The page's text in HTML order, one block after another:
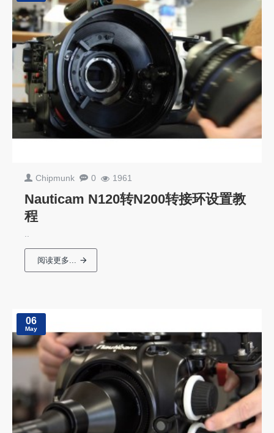
Chipmunk 0 1961
Nauticam N120转N200转接环设置教
程
阅读更多...
06
May